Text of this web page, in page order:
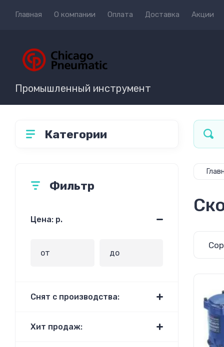
Главная О компании Оплата Доставка Акции
Промышленный инструмент
Фильтр
Цена: р.
Снят с производства:
Хит продаж:
Категории